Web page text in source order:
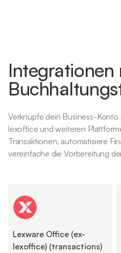
Integrationen
Verknüpfe dein Business-Konto
lexoffice und weiteren
Transaktionen, automatisiere
vereinfache die Vorbereitung
Lexware Office (ex-
lexoffice) (transactions)